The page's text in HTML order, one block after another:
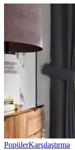
PopülerKarşılaştırma